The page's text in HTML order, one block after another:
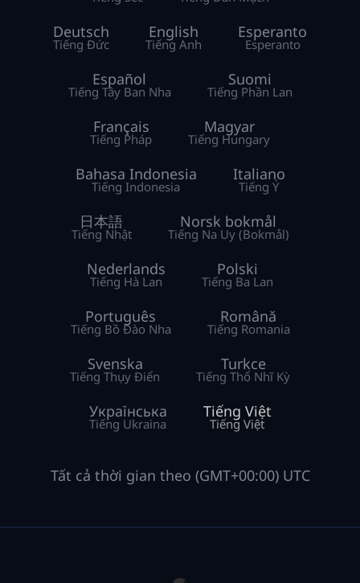
Deutsch
Tiếng Đức
English
Tiếng Anh
Esperanto
Esperanto
Español
Tiếng Tây Ban Nha
Suomi
Tiếng Phần Lan
Français
Tiếng Pháp
Magyar
Tiếng Hungary
Bahasa Indonesia
Tiếng Indonesia
Italiano
Tiếng Ý
日本語
Tiếng Nhật
Norsk bokmål
Tiếng Na Uy (Bokmål)
Nederlands
Tiếng Hà Lan
Polski
Tiếng Ba Lan
Português
Tiếng Bồ Đào Nha
Română
Tiếng Romania
Svenska
Tiếng Thụy Điển
Turkce
Tiếng Thổ Nhĩ Kỳ
Українська
Tiếng Ukraina
Tiếng Việt
Tiếng Việt
Tất cả thời gian theo (GMT+00:00) UTC